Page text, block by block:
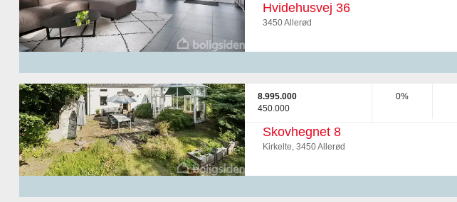
Hvidehusvej 36
3450 Allerød
8.995.000
450.000
0%
Skovhegnet 8
Kirkelte, 3450 Allerød